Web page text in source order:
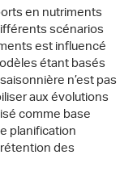
en nutriments
scénarios
est influencé
étant basés
n’est pas
aux évolutions
comme base
planification
des